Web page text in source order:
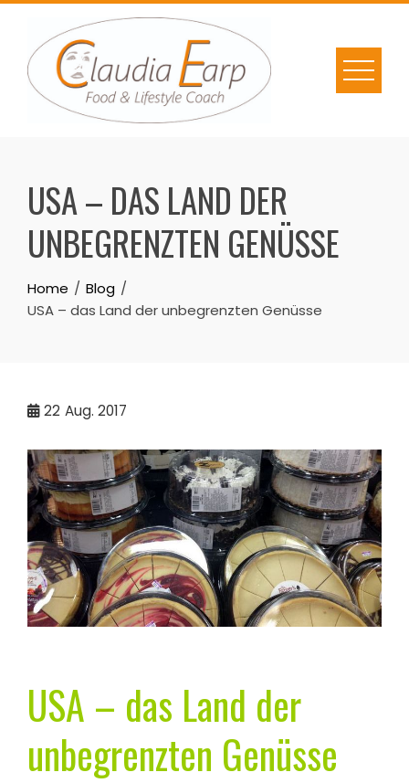
Skip
content
USA – DAS LAND DER
UNBEGRENZTEN GENÜSSE
Home
Blog
USA – das Land der unbegrenzten Genüsse
22 Aug. 2017
USA – das Land der
unbegrenzten Genüsse